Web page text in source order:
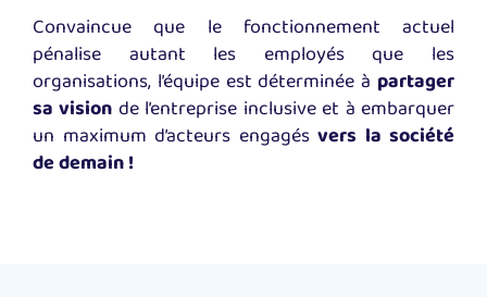
Convaincue que le fonctionnement actuel
pénalise autant les employés que les
organisations, l’équipe est déterminée à partager
sa vision de l’entreprise inclusiveet à embarquer
un maximum d’acteurs engagés vers la société
de demain !